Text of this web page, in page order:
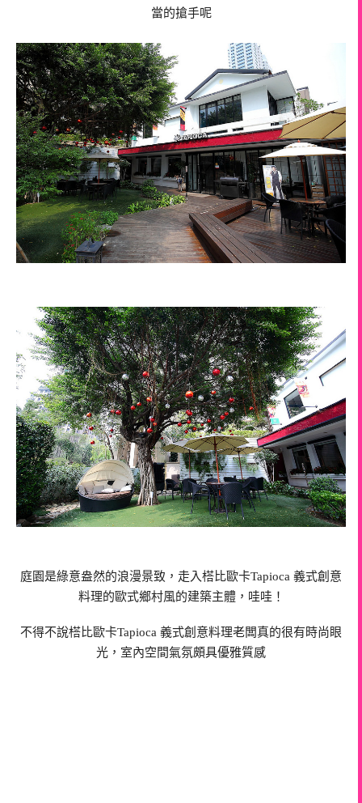
當的搶手呢
庭園是綠意盎然的浪漫景致，走入榙比歐卡Tapioca 義式創意
料理的歐式鄉村風的建築主體，哇哇！
不得不說榙比歐卡Tapioca 義式創意料理老闆真的很有時尚眼
光，室內空間氣氛頗具優雅質感